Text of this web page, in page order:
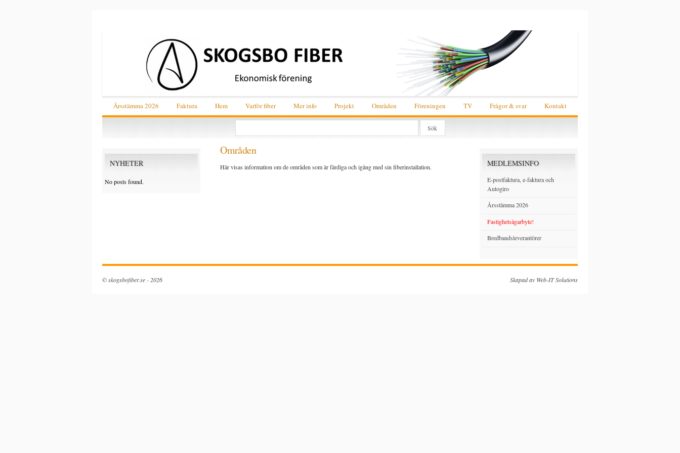
Årsstämma 2026 Faktura Hem Varför fiber Mer info Projekt Områden Föreningen TV Frågor & svar Kontakt
Områden
Här visas information om de områden som är färdiga och igång med sin fiberinstallation.
NYHETER
No posts found.
MEDLEMSINFO
E-postfaktura, e-faktura och
Autogiro
Årsstämma 2026
Fastighetsägarbyte!
Bredbandsleverantörer
© skogsbofiber.se - 2026 Skapad av Web-IT Solutions